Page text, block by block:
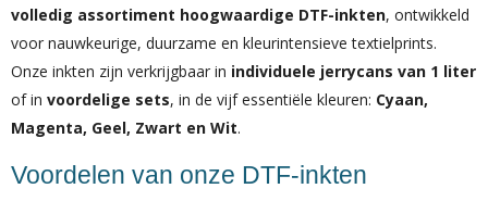
volledig assortiment hoogwaardige DTF-inkten, ontwikkeld
voor nauwkeurige, duurzame en kleurintensieve textielprints.
Onze inkten zijn verkrijgbaar in individuele jerrycans van 1 liter
of in voordelige sets, in de vijf essentiële kleuren: Cyaan,
Magenta, Geel, Zwart en Wit.
Voordelen van onze DTF-inkten